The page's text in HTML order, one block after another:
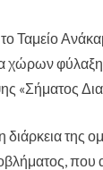
Ταμείο
χώρων
«Σήματος
της
που